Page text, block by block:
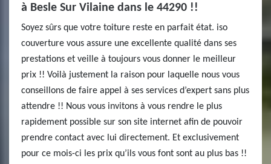
à Besle Sur Vilaine dans le 44290 !!
Soyez sûrs que votre toiture reste en parfait état. iso
couverture vous assure une excellente qualité dans ses
prestations et veille à toujours vous donner le meilleur
prix !! Voilà justement la raison pour laquelle nous vous
conseillons de faire appel à ses services d’expert sans plus
attendre !! Nous vous invitons à vous rendre le plus
rapidement possible sur son site internet afin de pouvoir
prendre contact avec lui directement. Et exclusivement
pour ce mois-ci les prix qu’ils vous font sont au plus bas !!